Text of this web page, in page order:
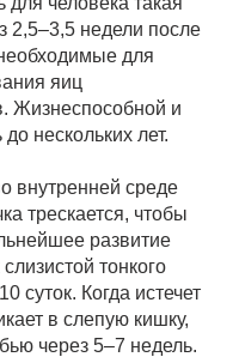
2,5–3,5 недели после
для
яиц
Жизнеспособной и
нескольких лет.
внутренней среде
трескается, чтобы
развитие
тонкого
суток. Когда истечет
в слепую кишку,
через 5–7 недель.